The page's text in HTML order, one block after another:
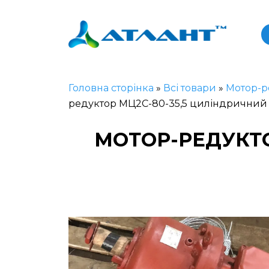
Головна сторінка » Всі товари » Мотор-
редуктор МЦ2С-80-35,5 циліндричний
МОТОР-